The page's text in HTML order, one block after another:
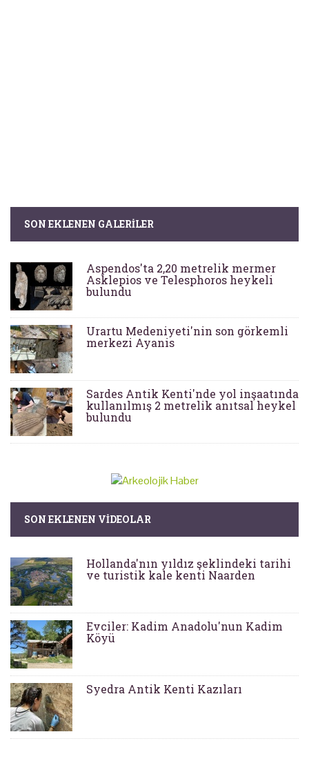
SON EKLENEN GALERILER
Aspendos'ta 2,20 metrelik mermer
Asklepios ve Telesphoros heykeli
bulundu
Urartu Medeniyeti'nin son görkemli
merkezi Ayanis
Sardes Antik Kenti'nde yol inşaatında
kullanılmış 2 metrelik anıtsal heykel
bulundu
SON EKLENEN VIDEOLAR
Hollanda'nın yıldız şeklindeki tarihi
ve turistik kale kenti Naarden
Evciler: Kadim Anadolu'nun Kadim
Köyü
Syedra Antik Kenti Kazıları